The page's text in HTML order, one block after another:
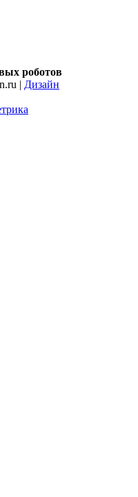
роботов
| Дизайн